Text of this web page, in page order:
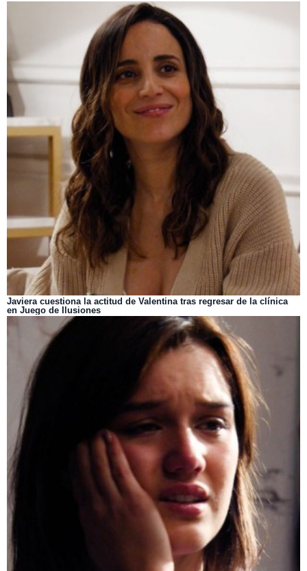
Javiera cuestiona la actitud de Valentina tras regresar de la clínica
en Juego de Ilusiones